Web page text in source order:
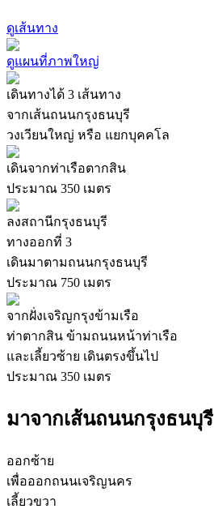
ดูเส้นทาง
ดูแผนที่ภาพใหญ่
เดินทางได้ 3 เส้นทาง
จากเส้นถนนกรุงธนบุรี
วงเวียนใหญ่ หรือ แยกบุคคโล
เดินจากท่าเรือตากสิน
ประมาณ 350 เมตร
ลงสถานีกรุงธนบุรี
ทางออกที่ 3
เดินมาตามถนนกรุงธนบุรี
ประมาณ 750 เมตร
จากฝั่งเจริญกรุงข้ามเรือ
ท่าตากสิน ข้ามถนนหน้าท่าเรือ
และเลี้ยวซ้าย เดินตรงขึ้นไป
ประมาณ 350 เมตร
มาจากเส้นถนนกรุงธนบุรี
ออกซ้าย
เพื่อออกถนนเจริญนคร
เลี้ยวขวา